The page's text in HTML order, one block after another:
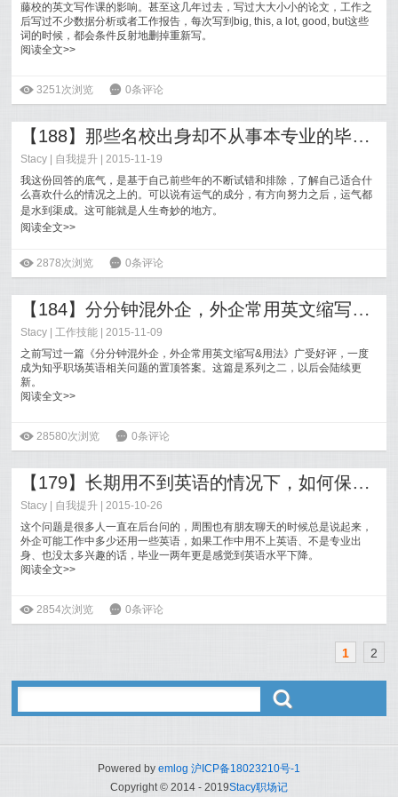
藤校的英文写作课的影响。甚至这几年过去，写过大大小小的论文，工作之
后写过不少数据分析或者工作报告，每次写到big, this, a lot, good, but这些
词的时候，都会条件反射地删掉重新写。
阅读全文>>
ė 3251次浏览 6 0条评论
【188】那些名校出身却不从事本专业的毕业生都做了怎样的选择？
Stacy 自我提升 | 2015-11-19
我这份回答的底气，是基于自己前些年的不断试错和排除，了解自己适合什
么喜欢什么的情况之上的。可以说有运气的成分，有方向努力之后，运气都
是水到渠成。这可能就是人生奇妙的地方。
阅读全文>>
ė 2878次浏览 6 0条评论
【184】分分钟混外企，外企常用英文缩写&用法（二）
Stacy |工作技能 | 2015-11-09
之前写过一篇《分分钟混外企，外企常用英文缩写&用法》广受好评，一度
成为知乎职场英语相关问题的置顶答案。这篇是系列之二，以后会陆续更
新。
阅读全文>>
ė 28580次浏览 6 0条评论
【179】长期用不到英语的情况下，如何保持提高水平？
Stacy 自我提升 | 2015-10-26
这个问题是很多人一直在后台问的，周围也有朋友聊天的时候总是说起来，
外企可能工作中多少还用一些英语，如果工作中用不上英语、不是专业出
身、也没太多兴趣的话，毕业一两年更是感觉到英语水平下降。
阅读全文>>
ė 2854次浏览 6 0条评论
1 2
ő
Powered by emlog 沪ICP备18023210号-1
Copyright © 2014 - 2019Stacy职场记